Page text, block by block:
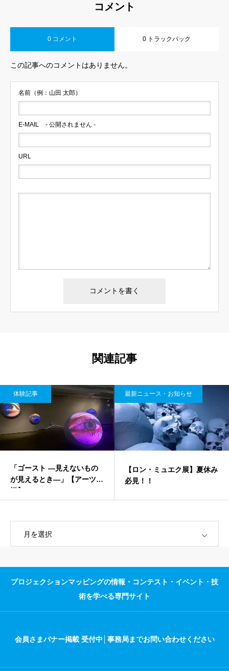
コメント
0 コメント 0 トラックバック
この記事へのコメントはありません。
名前（例：山田 太郎）
E-MAIL - 公開されません -
URL
関連記事
最新ニュース・お知らせ
【ロン・ミュエク展】夏休み
必見！！
体験記事
目を癒しに美術館へ！【埼
県立近代美術館】
OPEN
プロジェクションマッピングの情報・コンテスト・イベント・技
術を学べる専門サイト
会員さまバナー掲載 受付中│事務局までお問い合わせください